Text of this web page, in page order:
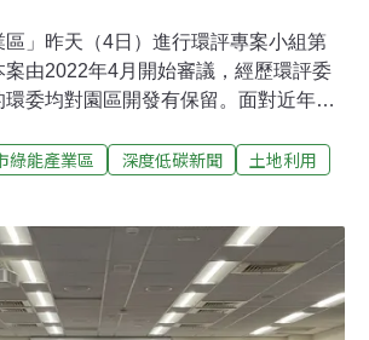
區」昨天（4日）進行環評專案小組第
案由2022年4月開始審議，經歷環評委
環委均對園區開發有保留。面對近年極
區，擔心開發單位的排水系統沒法抗衡
業區基地位於台南市仁德區，鄰近台
業用劃設比例為60.12%，產業別包括
、塑膠產品等。開發單位台南市府希
業發展，同時增加當地就業人口6000
，預計可帶來220億元產值。極端氣候
綠能產業區 深度低碳新聞
土地利用